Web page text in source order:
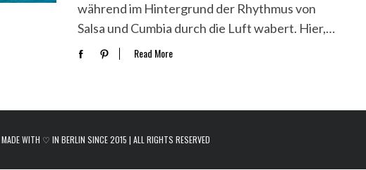
während im Hintergrund der Rhythmus von
Salsa und Cumbia durch die Luft wabert. Hier,…
Read More
WITH ♡ IN BERLIN SINCE 2015 | ALL RIGHTS RESERVED